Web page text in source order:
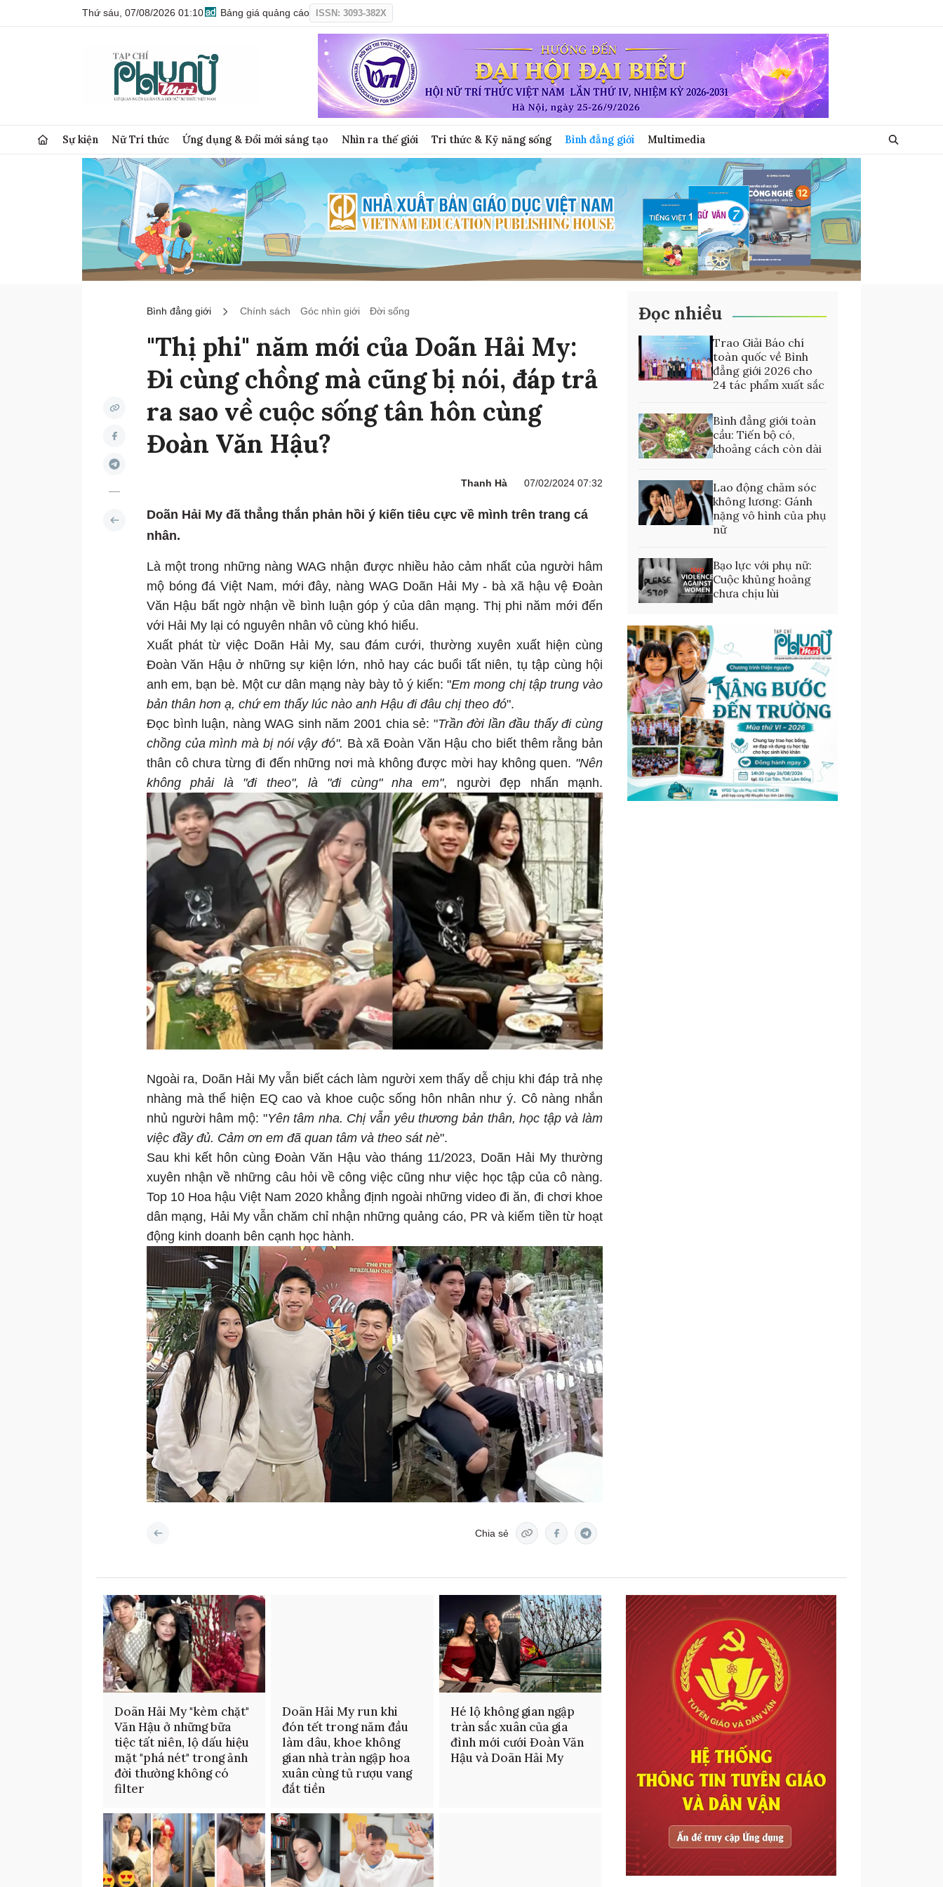
Thứ sáu, 07/08/2026 01:10 Bảng giá quảng cáo ISSN: 3093-382X
Sự kiện Nữ Trí thức Ứng dụng & Đổi mới sáng tạo Nhìn ra thế giới Tri thức & Kỹ năng sống Bình đẳng giới Multimedia
Bình đẳng giới Chính sách Góc nhìn giới Đời sống
"Thị phi" năm mới của Doãn Hải My:
Đi cùng chồng mà cũng bị nói, đáp trả
ra sao về cuộc sống tân hôn cùng
Đoàn Văn Hậu?
Thanh Hà 07/02/2024 07:32
Doãn Hải My đã thẳng thắn phản hồi ý kiến tiêu cực về mình trên trang cá
nhân.
Là một trong những nàng WAG nhận được nhiều hảo cảm nhất của người hâm
mộ bóng đá Việt Nam, mới đây, nàng WAG Doãn Hải My - bà xã hậu vệ Đoàn
Văn Hậu bất ngờ nhận về bình luận góp ý của dân mạng. Thị phi năm mới đến
với Hải My lại có nguyên nhân vô cùng khó hiểu.
Xuất phát từ việc Doãn Hải My, sau đám cưới, thường xuyên xuất hiện cùng
Đoàn Văn Hậu ở những sự kiện lớn, nhỏ hay các buổi tất niên, tụ tập cùng hội
anh em, bạn bè. Một cư dân mạng này bày tỏ ý kiến: "Em mong chị tập trung vào
bản thân hơn ạ, chứ em thấy lúc nào anh Hậu đi đâu chị theo đó".
Đọc bình luận, nàng WAG sinh năm 2001 chia sẻ: "Trần đời lần đầu thấy đi cùng
chồng của mình mà bị nói vậy đó". Bà xã Đoàn Văn Hậu cho biết thêm rằng bản
thân cô chưa từng đi đến những nơi mà không được mời hay không quen. "Nên
không phải là "đi theo", là "đi cùng" nha em", người đẹp nhấn mạnh.
Ngoài ra, Doãn Hải My vẫn biết cách làm người xem thấy dễ chịu khi đáp trả nhẹ
nhàng mà thể hiện EQ cao và khoe cuộc sống hôn nhân như ý. Cô nàng nhắn
nhủ người hâm mộ: "Yên tâm nha. Chị vẫn yêu thương bản thân, học tập và làm
việc đầy đủ. Cảm ơn em đã quan tâm và theo sát nè".
Sau khi kết hôn cùng Đoàn Văn Hậu vào tháng 11/2023, Doãn Hải My thường
xuyên nhận về những câu hỏi về công việc cũng như việc học tập của cô nàng.
Top 10 Hoa hậu Việt Nam 2020 khẳng định ngoài những video đi ăn, đi chơi khoe
dân mạng, Hải My vẫn chăm chỉ nhận những quảng cáo, PR và kiếm tiền từ hoạt
động kinh doanh bên cạnh học hành.
Chia sẻ
Đọc nhiều
Trao Giải Báo chí
toàn quốc về Bình
đẳng giới 2026 cho
24 tác phẩm xuất sắc
Bình đẳng giới toàn
cầu: Tiến bộ có,
khoảng cách còn dài
Lao động chăm sóc
không lương: Gánh
nặng vô hình của phụ
nữ
Bạo lực với phụ nữ:
Cuộc khủng hoảng
chưa chịu lùi
Doãn Hải My "kèm chặt"
Văn Hậu ở những bữa
tiệc tất niên, lộ dấu hiệu
mặt "phá nét" trong ảnh
đời thường không có
filter
Doãn Hải My run khi
đón tết trong năm đầu
làm dâu, khoe không
gian nhà tràn ngập hoa
xuân cùng tủ rượu vang
đắt tiền
Hé lộ không gian ngập
tràn sắc xuân của gia
đình mới cưới Đoàn Văn
Hậu và Doãn Hải My